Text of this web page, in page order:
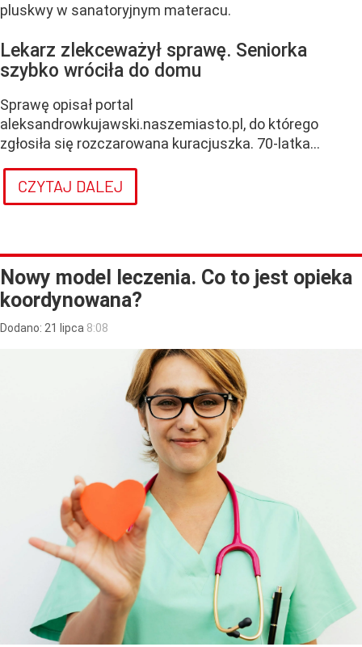
pluskwy w sanatoryjnym materacu.
Lekarz zlekceważył sprawę. Seniorka
szybko wróciła do domu
Sprawę opisał portal
aleksandrowkujawski.naszemiasto.pl, do którego
zgłosiła się rozczarowana kuracjuszka. 70-latka...
CZYTAJ DALEJ
Nowy model leczenia. Co to jest opieka
koordynowana?
Dodano: 21 lipca 8:08